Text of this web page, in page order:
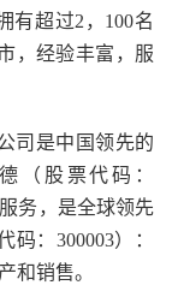
有超过2，100名
，经验丰富，服
司是中国领先的
（股票代码：
务，是全球领先
：300003）：
和销售。